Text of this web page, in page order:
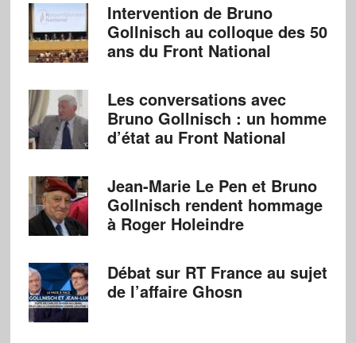
Intervention de Bruno
Gollnisch au colloque des 50
ans du Front National
Les conversations avec
Bruno Gollnisch : un homme
d’état au Front National
Jean-Marie Le Pen et Bruno
Gollnisch rendent hommage
à Roger Holeindre
Débat sur RT France au sujet
de l’affaire Ghosn